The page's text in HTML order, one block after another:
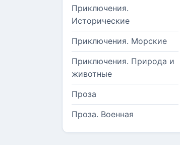
Приключения.
Исторические
Приключения. Морские
Приключения. Природа и
животные
Проза
Проза. Военная